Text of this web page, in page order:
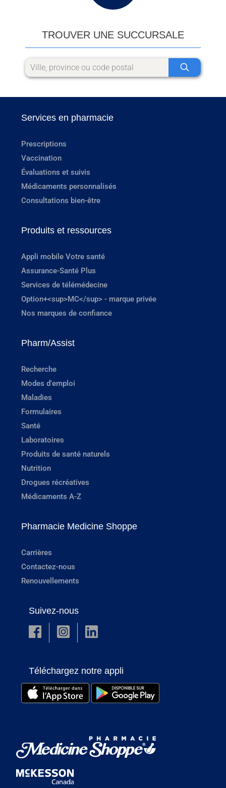
TROUVER UNE SUCCURSALE
Services en pharmacie
Prescriptions
Vaccination
Évaluations et suivis
Médicaments personnalisés
Consultations bien-être
Produits et ressources
Appli mobile Votre santé
Assurance-Santé Plus
Services de télémédecine
Option+<sup>MC</sup> - marque privée
Nos marques de confiance
Pharm/Assist
Recherche
Modes d'emploi
Maladies
Formulaires
Santé
Laboratoires
Produits de santé naturels
Nutrition
Drogues récréatives
Médicaments A-Z
Pharmacie Medicine Shoppe
Carrières
Contactez-nous
Renouvellements
Suivez-nous
Téléchargez notre appli